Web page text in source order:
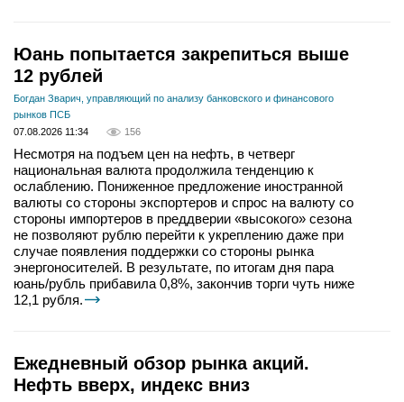
Юань попытается закрепиться выше
12 рублей
Богдан Зварич, управляющий по анализу банковского и финансового
рынков ПСБ
07.08.2026 11:34
156
Несмотря на подъем цен на нефть, в четверг
национальная валюта продолжила тенденцию к
ослаблению. Пониженное предложение иностранной
валюты со стороны экспортеров и спрос на валюту со
стороны импортеров в преддверии «высокого» сезона
не позволяют рублю перейти к укреплению даже при
случае появления поддержки со стороны рынка
энергоносителей. В результате, по итогам дня пара
юань/рубль прибавила 0,8%, закончив торги чуть ниже
12,1 рубля.
Ежедневный обзор рынка акций.
Нефть вверх, индекс вниз